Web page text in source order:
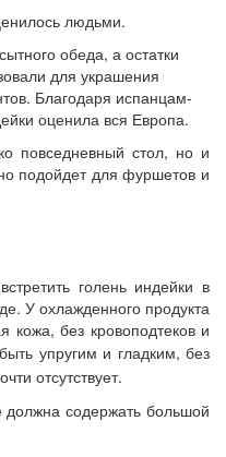
людьми.
обеда, а остатки
для украшения
Благодаря испанцам-
оценила вся Европа.
повседневный стол, но и
подойдет для фуршетов и
голень индейки в
У охлажденного продукта
кожа, без кровоподтеков и
упругим и гладким, без
отсутствует.
содержать большой